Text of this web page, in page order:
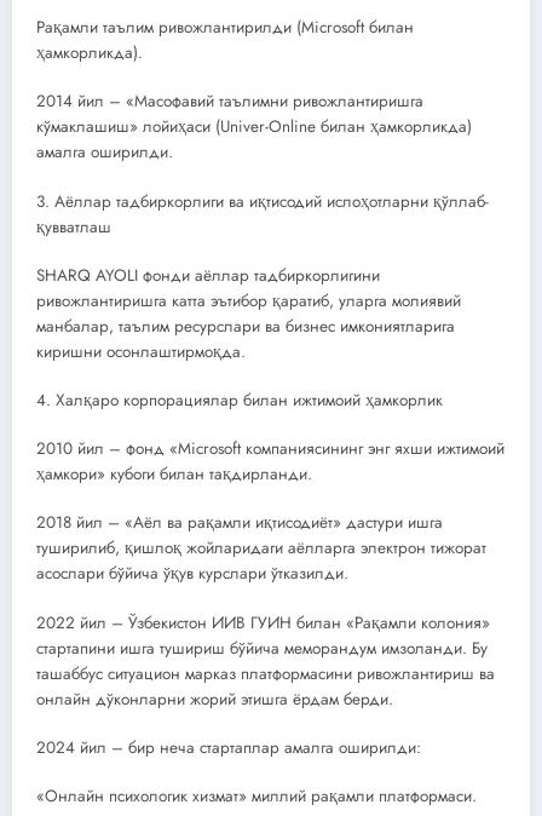
Рақамли таълим ривожлантирилди (Microsoft билан
ҳамкорликда).
2014 йил – «Масофавий таълимни ривожлантиришга
кўмаклашиш» лойиҳаси (Univer-Online билан ҳамкорликда)
амалга оширилди.
3. Аёллар тадбиркорлиги ва иқтисодий ислоҳотларни қўллаб-
қувватлаш
SHARQ AYOLI фонди аёллар тадбиркорлигини
ривожлантиришга катта эътибор қаратиб, уларга молиявий
манбалар, таълим ресурслари ва бизнес имкониятларига
киришни осонлаштирмоқда.
4. Халқаро корпорациялар билан ижтимоий ҳамкорлик
2010 йил – фонд «Microsoft компаниясининг энг яхши ижтимоий
ҳамкори» кубоги билан тақдирланди.
2018 йил – «Аёл ва рақамли иқтисодиёт» дастури ишга
туширилиб, қишлоқ жойларидаги аёлларга электрон тижорат
асослари бўйича ўқув курслари ўтказилди.
2022 йил – Ўзбекистон ИИВ ГУИН билан «Рақамли колония»
стартапини ишга тушириш бўйича меморандум имзоланди. Бу
ташаббус ситуацион марказ платформасини ривожлантириш ва
онлайн дўконларни жорий этишга ёрдам берди.
2024 йил – бир неча стартаплар амалга оширилди:
«Онлайн психологик хизмат» миллий рақамли платформаси.